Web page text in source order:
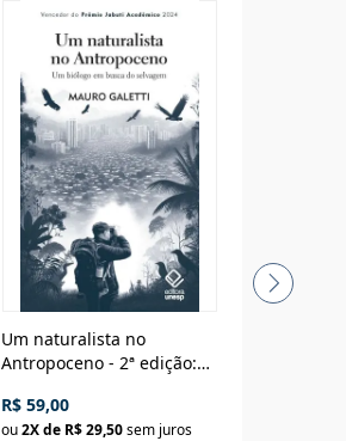
Um naturalista no
Antropoceno - 2ª edição:
selvagem
R$ 59,00
ou2X de R$ 29,50sem juros